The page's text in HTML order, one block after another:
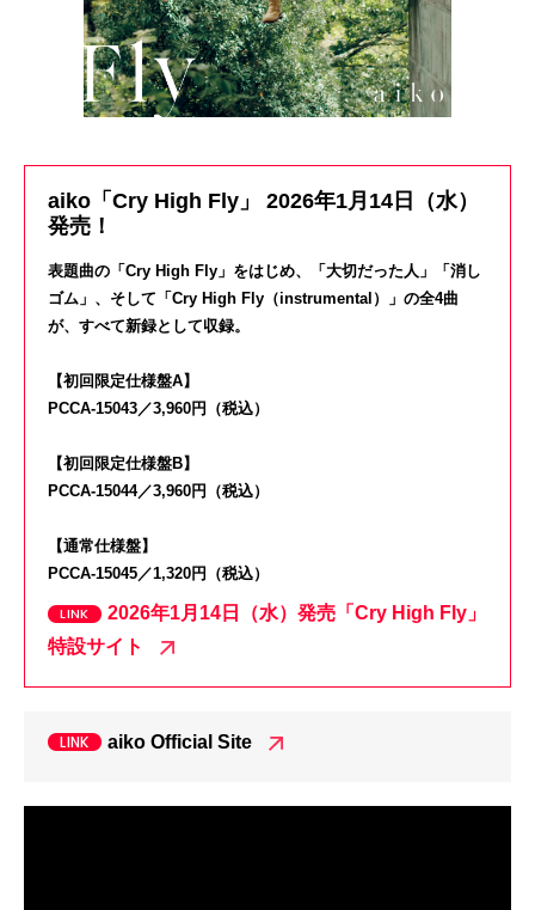
aiko「Cry High Fly」 2026年1月14日（水）
発売！
表題曲の「 Cry High Fly 」をはじめ、「大切だった人」「消し
ゴム」、そして「 Cry High Fly （instrumental）」の全4曲
が、 すべて新録として収録。
【初回限定仕様盤A】
PCCA-15043／3,960円（税込）
【初回限定仕様盤B】
PCCA-15044／3,960円（税込）
【通常仕様盤】
PCCA-15045／1,320円（税込）
2026年1月14日（水）発売「Cry High Fly」
特設サイト
aiko Official Site